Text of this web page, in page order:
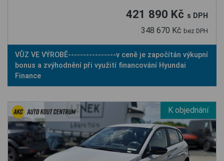
421 890 Kč s DPH
348 670 Kč bez DPH
VŮZ VE VÝROBĚ----------------v ceně je započítán výkupní
bonus a zvýhodnění při využití financování Hyundai
Finance
K objednání